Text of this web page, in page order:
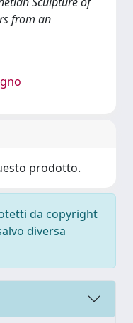
from an
prodotto.
da copyright
diversa